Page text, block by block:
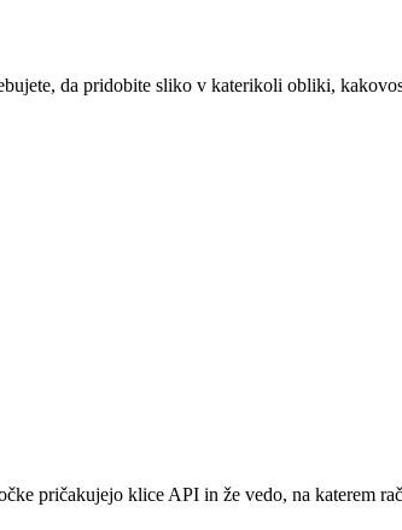
da pridobite sliko v katerikoli obliki,
pričakujejo klice API in že vedo, na katerem